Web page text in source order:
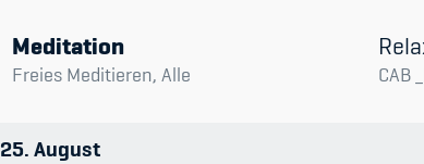
Meditation
Freies Meditieren, Alle CAB
25 August